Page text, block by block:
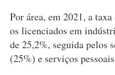
Por área, em 2021, a
os licenciados em
de 25,2%, seguida pelos
(25%) e serviços